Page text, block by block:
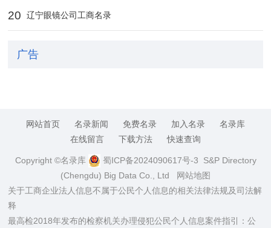
20 辽宁眼镜公司工商名录
广告
网站首页 名录新闻 免费名录 加入名录
名录库
在线留言
下载方法 快速查询
Copyright ©名录库 蜀ICP备2024090617号-3 S&P Directory
(Chengdu) Big Data Co., Ltd
网站地图
关于工商企业法人信息不属于公民个人信息的相关法律法规及司法解
释
最高检2018年发布的检察机关办理侵犯公民个人信息案件指引：公